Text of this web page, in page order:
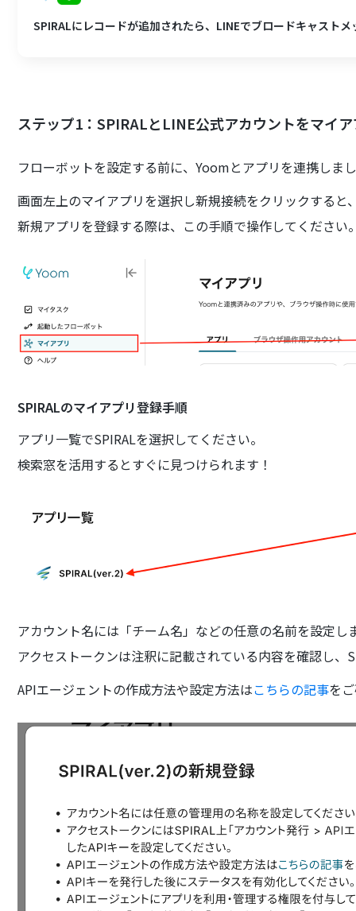
SPIRALにレコードが追加されたら、LINEでブロードキャスト
ステップ1：SPIRALとLINE公式アカウントをマイ
フローボットを設定する前に、Yoomとアプリを連携しま
画面左上のマイアプリを選択し新規接続をクリックする
新規アプリを登録する際は、この手順で操作してください
SPIRALのマイアプリ登録手順
アプリ一覧でSPIRALを選択してください。
検索窓を活用するとすぐに見つけられます！
アカウント名には「チーム名」などの任意の名前を設定し
アクセストークンは注釈に記載されている内容を確認し、
APIエージェントの作成方法や設定方法はこちらの記事を